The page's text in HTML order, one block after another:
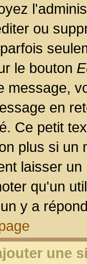
ou
le bouton
message,
en
Ce petit
plus si un
laisser
qu'un
y a
une